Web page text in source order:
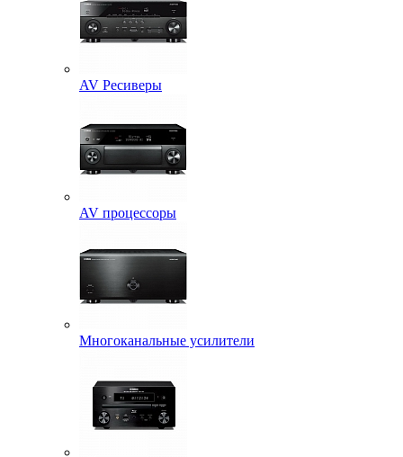
AV Ресиверы
AV процессоры
Многоканальные усилители